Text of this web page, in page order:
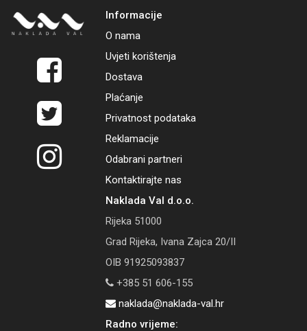
Informacije
O nama
Uvjeti korištenja
Dostava
Plaćanje
Privatnost podataka
Reklamacije
Odabrani partneri
Kontaktirajte nas
Naklada Val d.o.o.
Rijeka 51000
Grad Rijeka, Ivana Zajca 20/II
OIB 91925093837
+385 51 606-155
naklada@naklada-val.hr
Radno vrijeme: